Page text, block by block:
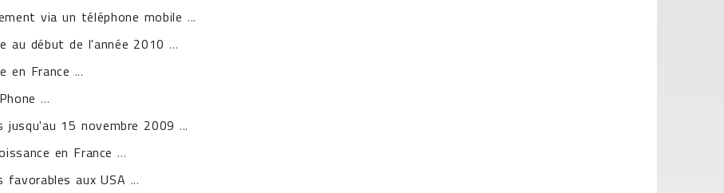
via un téléphone mobile ...
au début de l'année 2010 ...
en France ...
...
jusqu'au 15 novembre 2009 ...
en France ...
favorables aux USA ...